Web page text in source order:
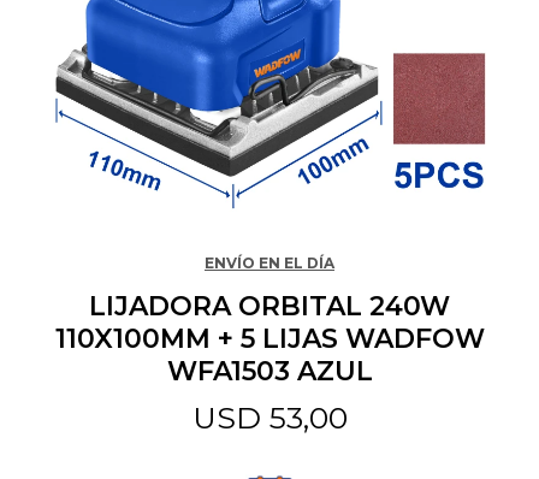
ENVÍO EN EL DÍA
LIJADORA ORBITAL 240W
110X100MM + 5 LIJAS WADFOW
WFA1503 AZUL
USD 53,00
Deportes
Camping
Mascotas